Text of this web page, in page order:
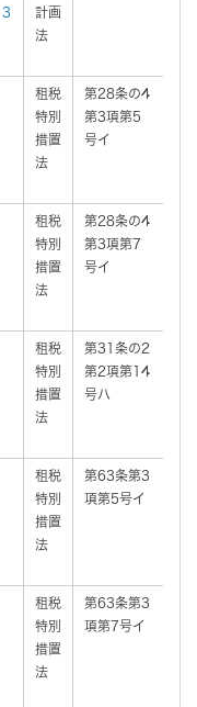
3
計画
法
租税
特別
措置
法
第28条の4
第3項第5
号イ
租税
特別
措置
法
第28条の4
第3項第7
号イ
租税
特別
措置
法
第31条の2
第2項第14
号ハ
租税
特別
措置
法
第63条第3
項第5号イ
租税
特別
措置
法
第63条第3
項第7号イ